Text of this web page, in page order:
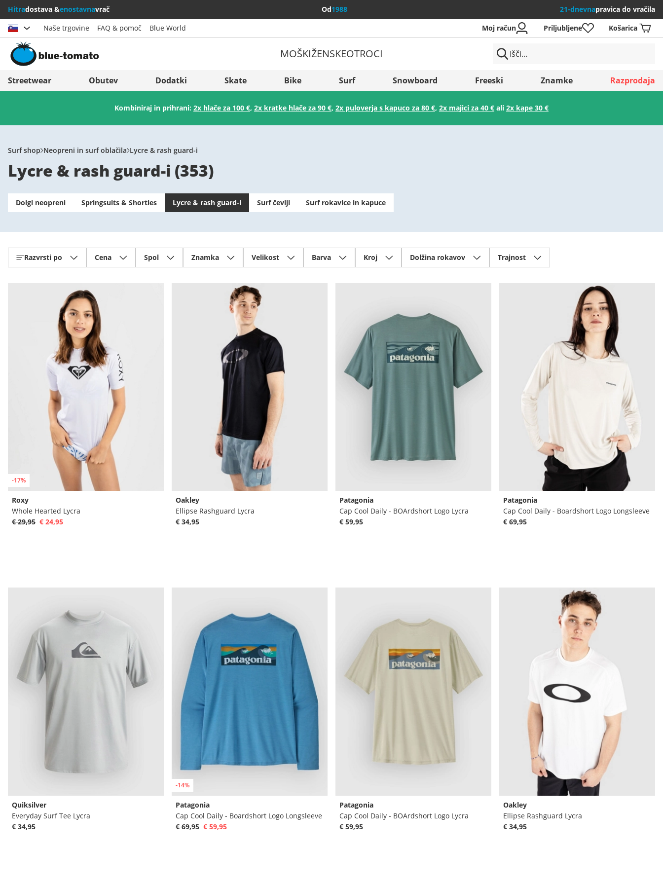
Hitradostava &enostavnavrač Od1988 21-dnevnapravica do vračila
Izberi državo
Österreich
Svizzera (Italiano)
France
Italia (Italiano)
Italien (Deutsch)
Suomi
United Kingdom
Slovenija
België (Nederlands)
Shrani
Naše trgovine FAQ & pomoč Blue World Moj račun Priljubljene Košarica
MOŠKIŽENSKEOTROCI
Streetwear Obutev Dodatki Skate Bike Surf Snowboard Freeski Znamke Razprodaja
Kombiniraj in prihrani: 2x hlače za 100 €, 2x kratke hlače za 90 €, 2x puloverja s kapuco za 80 €, 2x majici za 40 €ali 2x kape 30 €
Surf shop Neopreni in surf oblačila Lycre & rash guard-i
Lycre & rash guard-i (353)
Dolgi neopreni Springsuits & Shorties Lycre & rash guard-i Surf čevlji Surf rokavice in kapuce
Razvrsti po Cena Spol Znamka Velikost Barva Kroj Dolžina rokavov Trajnost
-17%
Roxy
Whole Hearted Lycra
€ 29,95 € 24,95
Oakley
Ellipse Rashguard Lycra
€ 34,95
Patagonia
Cap Cool Daily - BOArdshort Logo Lycra
€ 59,95
Patagonia
Cap Cool Daily - Boardshort Logo Longsleeve
€ 69,95
Quiksilver
Everyday Surf Tee Lycra
€ 34,95
-14%
Patagonia
Cap Cool Daily - Boardshort Logo Longsleeve
€ 69,95 € 59,95
Patagonia
Cap Cool Daily - BOArdshort Logo Lycra
€ 59,95
Oakley
Ellipse Rashguard Lycra
€ 34,95